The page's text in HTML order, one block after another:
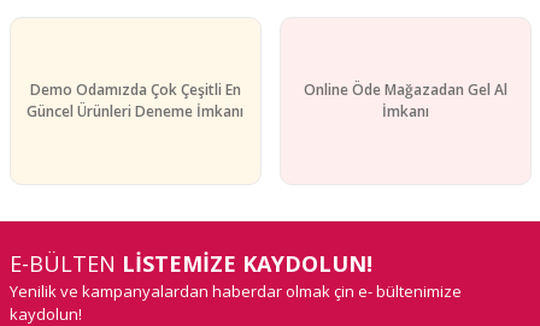
Demo Odamızda Çok Çeşitli En
Güncel Ürünleri Deneme İmkanı
Online Öde Mağazadan Gel Al
İmkanı
E-BÜLTEN LİSTEMİZE KAYDOLUN!
Yenilik ve kampanyalardan haberdar olmak çin e- bültenimize
kaydolun!